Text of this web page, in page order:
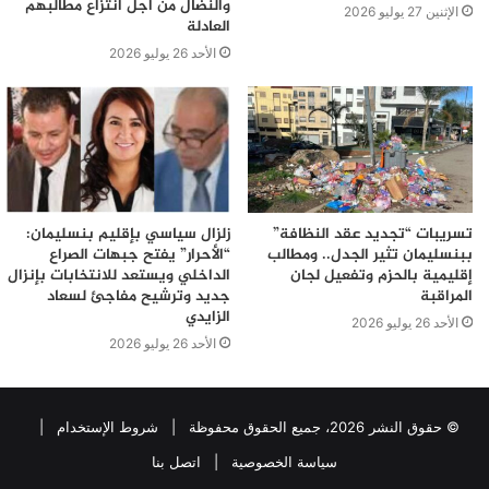
الإثنين 27 يوليو 2026
والنضال من أجل انتزاع مطالبهم
العادلة
الأحد 26 يوليو 2026
تسريبات “تجديد عقد النظافة”
ببنسليمان تثير الجدل.. ومطالب
إقليمية بالحزم وتفعيل لجان
المراقبة
الأحد 26 يوليو 2026
زلزال سياسي بإقليم بنسليمان:
“الأحرار” يفتح جبهات الصراع
الداخلي ويستعد للانتخابات بإنزال
جديد وترشيح مفاجئ لسعاد
الزايدي
الأحد 26 يوليو 2026
© حقوق النشر 2026، جميع الحقوق محفوظة | شروط الإستخدام
سياسة الخصوصية
اتصل بنا